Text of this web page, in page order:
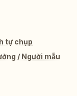
tự chụp
/ Người mẫu